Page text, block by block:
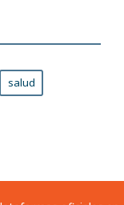
salud